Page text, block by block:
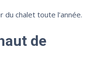
chalet toute l’année.
de